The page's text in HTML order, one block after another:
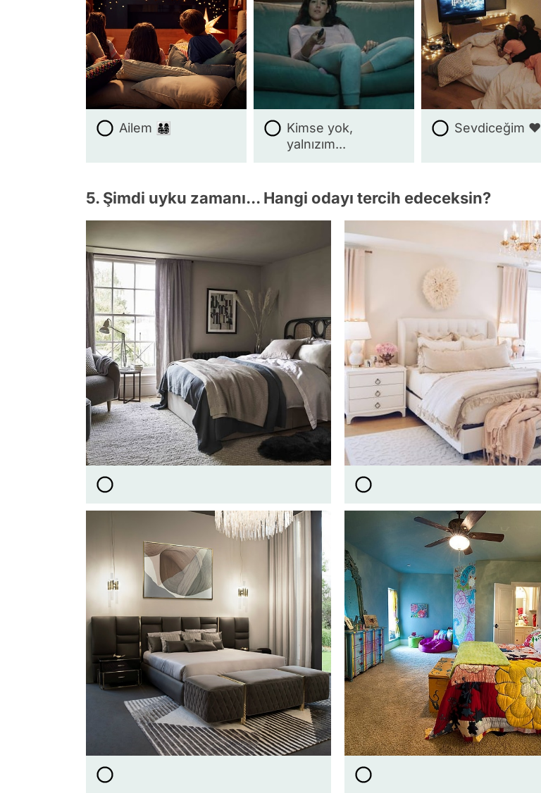
Ailem 👨‍👩‍👧‍👦
Kimse yok,
yalnızım...
Sevdiceğim ❤️
5. Şimdi uyku zamanı... Hangi odayı tercih edeceksin?